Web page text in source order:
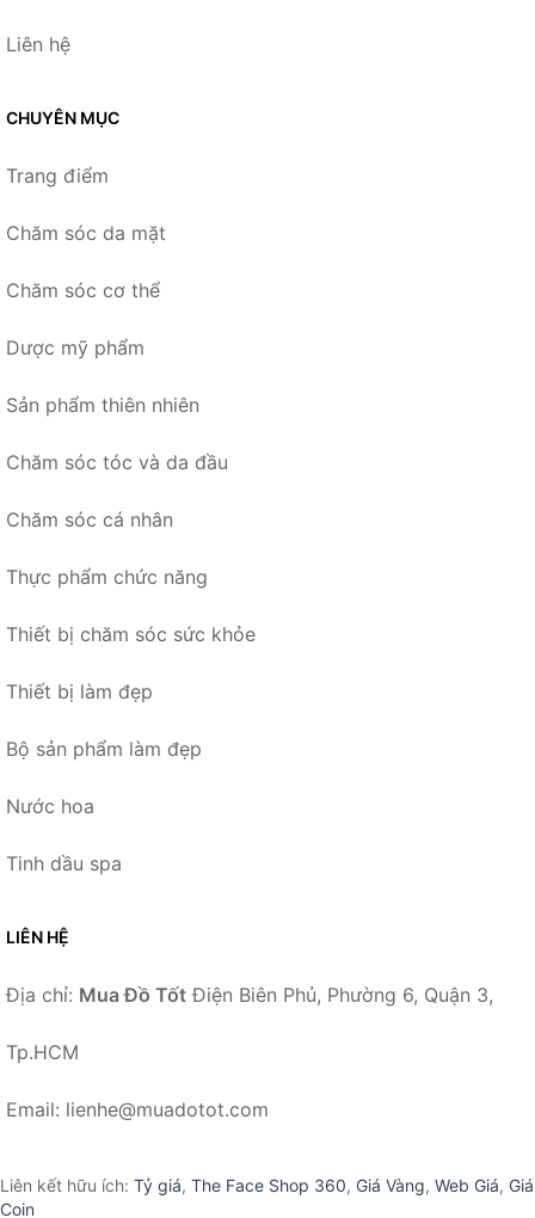
Liên hệ
CHUYÊN MỤC
Trang điểm
Chăm sóc da mặt
Chăm sóc cơ thể
Dược mỹ phẩm
Sản phẩm thiên nhiên
Chăm sóc tóc và da đầu
Chăm sóc cá nhân
Thực phẩm chức năng
Thiết bị chăm sóc sức khỏe
Thiết bị làm đẹp
Bộ sản phẩm làm đẹp
Nước hoa
Tinh dầu spa
LIÊN HỆ
Địa chỉ: Mua Đồ Tốt Điện Biên Phủ, Phường 6, Quận 3,
Tp.HCM
Email: lienhe@muadotot.com
Liên kết hữu ích: Tỷ giá, The Face Shop 360, Giá Vàng, Web Giá, Giá
Coin